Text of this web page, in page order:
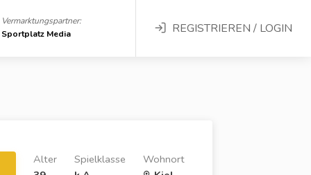
Vermarktungspartner:
Sportplatz Media
REGISTRIEREN / LOGIN
Wohnort
Spielklasse
Alter